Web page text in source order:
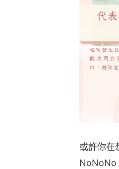
或許你在
NoNoNo